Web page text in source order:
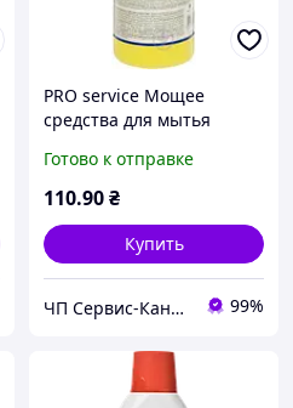
PRO service Мощее
средства для мытья
Standart Лимон 1 л
Готово к отправке
110.90₴
Купить
ЧП Сервис-Канцторг - все товары для офиса из одних рук! 99%